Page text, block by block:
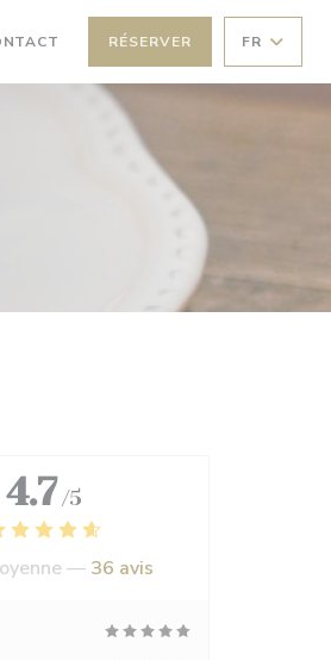
FENÊTRE))
RÉSERVER FR
4.7 /5
— 36 avis